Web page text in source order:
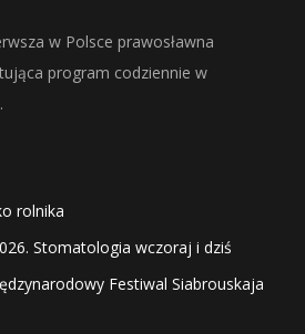
w Polsce prawosławna
program codziennie w
rolnika
Stomatologia wczoraj i dziś
Festiwal Siabrouskaja